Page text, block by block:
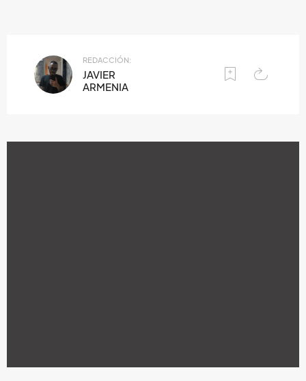
REDACCIÓN:
JAVIER
ARMENIA